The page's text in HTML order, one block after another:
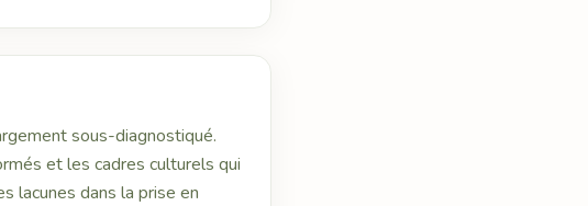
sous-diagnostiqué.
et les cadres culturels qui
lacunes dans la prise en